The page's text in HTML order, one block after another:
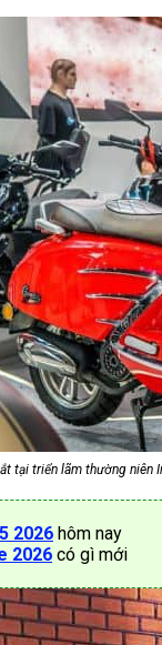
tại triển lãm thường niên
2026 hôm nay
2026 có gì mới